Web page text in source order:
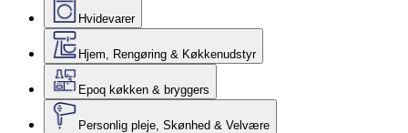
Hvidevarer
Hjem, Rengøring & Køkkenudstyr
Epoq køkken & bryggers
Personlig pleje, Skønhed & Velvære